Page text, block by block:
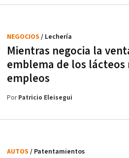
Mientras negocia la
emblema de los lácteos
empleos
NEGOCIOS / Lechería
PorPatricio Eleisegui
AUTOS / Patentamientos